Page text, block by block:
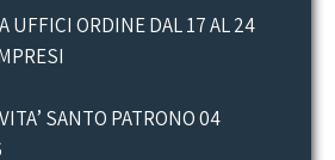
UFFICI ORDINE DAL 17 AL 24
SANTO PATRONO 04